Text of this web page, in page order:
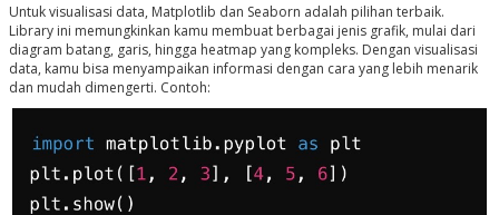
Untuk visualisasi data, Matplotlib dan Seaborn adalah pilihan terbaik.
Library ini memungkinkan kamu membuat berbagai jenis grafik, mulai dari
diagram batang, garis, hingga heatmap yang kompleks. Dengan visualisasi
data, kamu bisa menyampaikan informasi dengan cara yang lebih menarik
dan mudah dimengerti. Contoh: